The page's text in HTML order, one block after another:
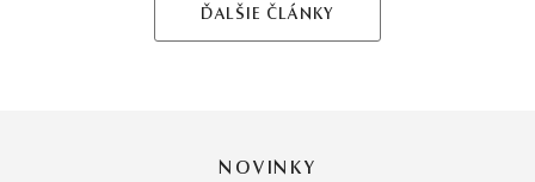
ĎALŠIE ČLÁNKY
NOVINKY